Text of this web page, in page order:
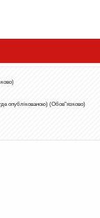
опублікованою) (Обов"язково)